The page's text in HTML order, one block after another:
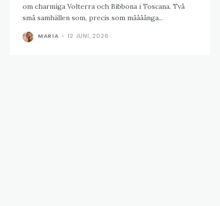
om charmiga Volterra och Bibbona i Toscana. Två
små samhällen som, precis som måååånga...
MARIA - 12 JUNI, 2026